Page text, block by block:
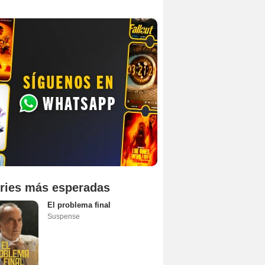
más esperadas
El problema final
Suspense